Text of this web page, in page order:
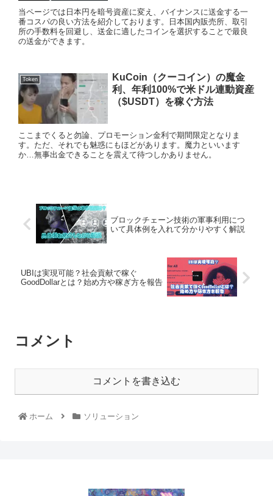
当ページでは日本円を暗号資産に変え、バイナンスに送金する一
番コスパの良い方法を紹介しております。日本国内販売所、取引
所の手数料を回避し、送金に適したコインを選択することで最良
の送金ができます。
Token
KuCoin（クーコイン）の魔金
利、年利100%で米ドル連動資産
（$USDT）を稼ぐ方法
ここまでくると勿論、プロモーション金利で期間限定となりま
す。ただ、それでも魅惑にもほどがあります。魔力といいます
か…無事出金できることを震えて待つしかありません。
ブロックチェーン技術の軍事利用につ
いて具体例を入れて分かりやすく解説
UBIは実現可能？社会貢献で稼ぐ
GoodDollarとは？始め方や稼ぎ方を報告
コメント
コメントを書き込む
ホーム ソリューション